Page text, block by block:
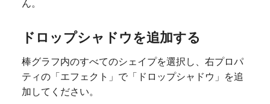
ん。
ドロップシャドウを追加する
棒グラフ内のすべてのシェイプを選択し、右プロパ
ティの「エフェクト」で「ドロップシャドウ」を追
加してください。